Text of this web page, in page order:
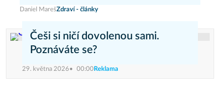
Daniel MarešZdraví - články
Češi si ničí dovolenou sami.
Poznáváte se?
29. května 2026 00:00 Reklama